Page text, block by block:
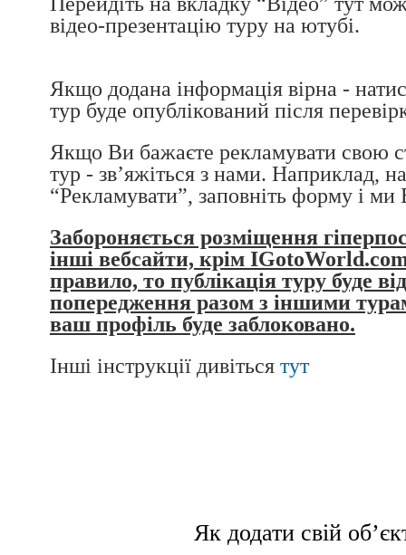
відео-презентацію туру на ютубі.
Якщо додана інформація вірна -
тур буде опублікований після
Якщо Ви бажаєте рекламувати свою
тур - зв’яжіться з нами. Наприклад,
“Рекламувати”, заповніть форму і
Забороняється розміщення
інші вебсайти, крім
правило, то публікація туру буде
попередження разом з іншими
ваш профіль буде заблоковано.
Інші інструкції дивіться тут
Як додати свій